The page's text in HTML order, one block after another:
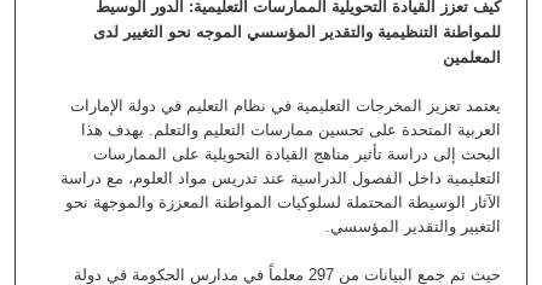
كيف تعزز القيادة التحويلية الممارسات التعليمية: الدور الوسيط
للمواطنة التنظيمية والتقدير المؤسسي الموجه نحو التغيير لدى
المعلمين
يعتمد تعزيز المخرجات التعليمية في نظام التعليم في دولة الإمارات
العربية المتحدة على تحسين ممارسات التعليم والتعلم. يهدف هذا
البحث إلى دراسة تأثير مناهج القيادة التحويلية على الممارسات
التعليمية داخل الفصول الدراسية عند تدريس مواد العلوم، مع دراسة
الآثار الوسيطة المحتملة لسلوكيات المواطنة المعززة والموجهة نحو
التغيير والتقدير المؤسسي.
حيث تم جمع البيانات من 297 معلماً في مدارس الحكومة في دولة